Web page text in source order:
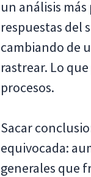
un análisis
respuestas del
cambiando de
rastrear. Lo
procesos.
Sacar
equivocada:
generales que